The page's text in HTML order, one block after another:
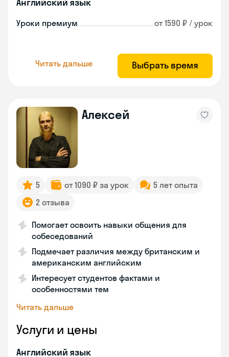
Уроки премиум от 1590 ₽ / урок
Читать дальше Выбрать время
Алексей
5 от 1090 ₽ за урок
5 лет опыта
2 отзыва
Помогает освоить навыки общения для
собеседований
Подмечает различия между британским и
американским английским
Интересует студентов фактами и
особенностями тем
Читать дальше
Услуги и цены
Английский язык